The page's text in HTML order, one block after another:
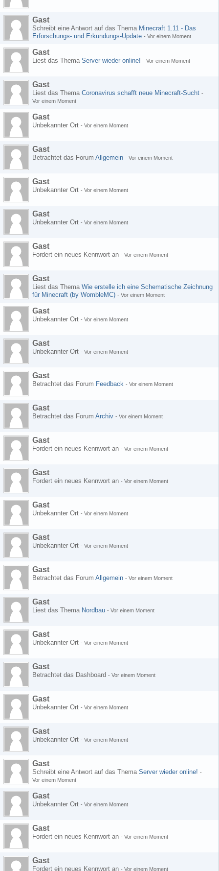
Gast
Schreibt eine Antwort auf das Thema Minecraft 1.11 - Das
Erforschungs- und Erkundungs-Update - Vor einem Moment
Gast
Liest das Thema Server wieder online! - Vor einem Moment
Gast
Liest das Thema Coronavirus schafft neue Minecraft-Sucht -
Vor einem Moment
Gast
Unbekannter Ort - Vor einem Moment
Gast
Betrachtet das Forum Allgemein - Vor einem Moment
Gast
Unbekannter Ort - Vor einem Moment
Gast
Unbekannter Ort - Vor einem Moment
Gast
Fordert ein neues Kennwort an - Vor einem Moment
Gast
Liest das Thema Wie erstelle ich eine Schematische Zeichnung
für Minecraft (by WombleMC) - Vor einem Moment
Gast
Unbekannter Ort - Vor einem Moment
Gast
Unbekannter Ort - Vor einem Moment
Gast
Betrachtet das Forum Feedback - Vor einem Moment
Gast
Betrachtet das Forum Archiv - Vor einem Moment
Gast
Fordert ein neues Kennwort an - Vor einem Moment
Gast
Fordert ein neues Kennwort an - Vor einem Moment
Gast
Unbekannter Ort - Vor einem Moment
Gast
Unbekannter Ort - Vor einem Moment
Gast
Betrachtet das Forum Allgemein - Vor einem Moment
Gast
Liest das Thema Nordbau - Vor einem Moment
Gast
Unbekannter Ort - Vor einem Moment
Gast
Betrachtet das Dashboard - Vor einem Moment
Gast
Unbekannter Ort - Vor einem Moment
Gast
Unbekannter Ort - Vor einem Moment
Gast
Schreibt eine Antwort auf das Thema Server wieder online! -
Vor einem Moment
Gast
Unbekannter Ort - Vor einem Moment
Gast
Fordert ein neues Kennwort an - Vor einem Moment
Gast
Fordert ein neues Kennwort an - Vor einem Moment